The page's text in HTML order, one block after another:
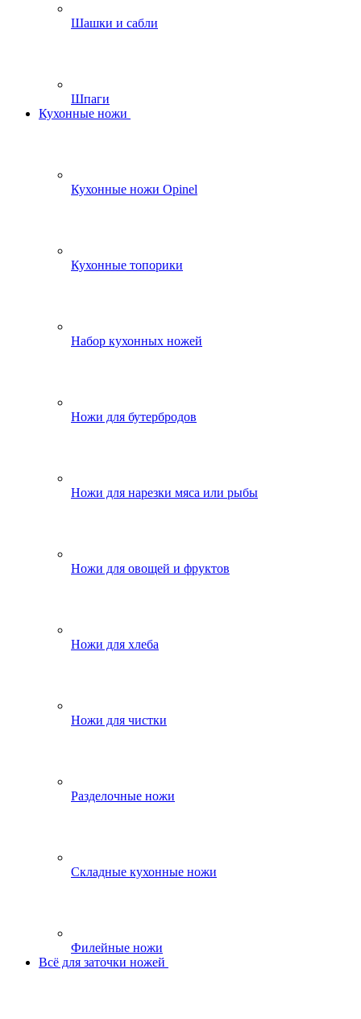
Шашки и сабли
Шпаги
Кухонные ножи
Кухонные ножи Opinel
Кухонные топорики
Набор кухонных ножей
Ножи для бутербродов
Ножи для нарезки мяса или рыбы
Ножи для овощей и фруктов
Ножи для хлеба
Ножи для чистки
Разделочные ножи
Складные кухонные ножи
Филейные ножи
Всё для заточки ножей